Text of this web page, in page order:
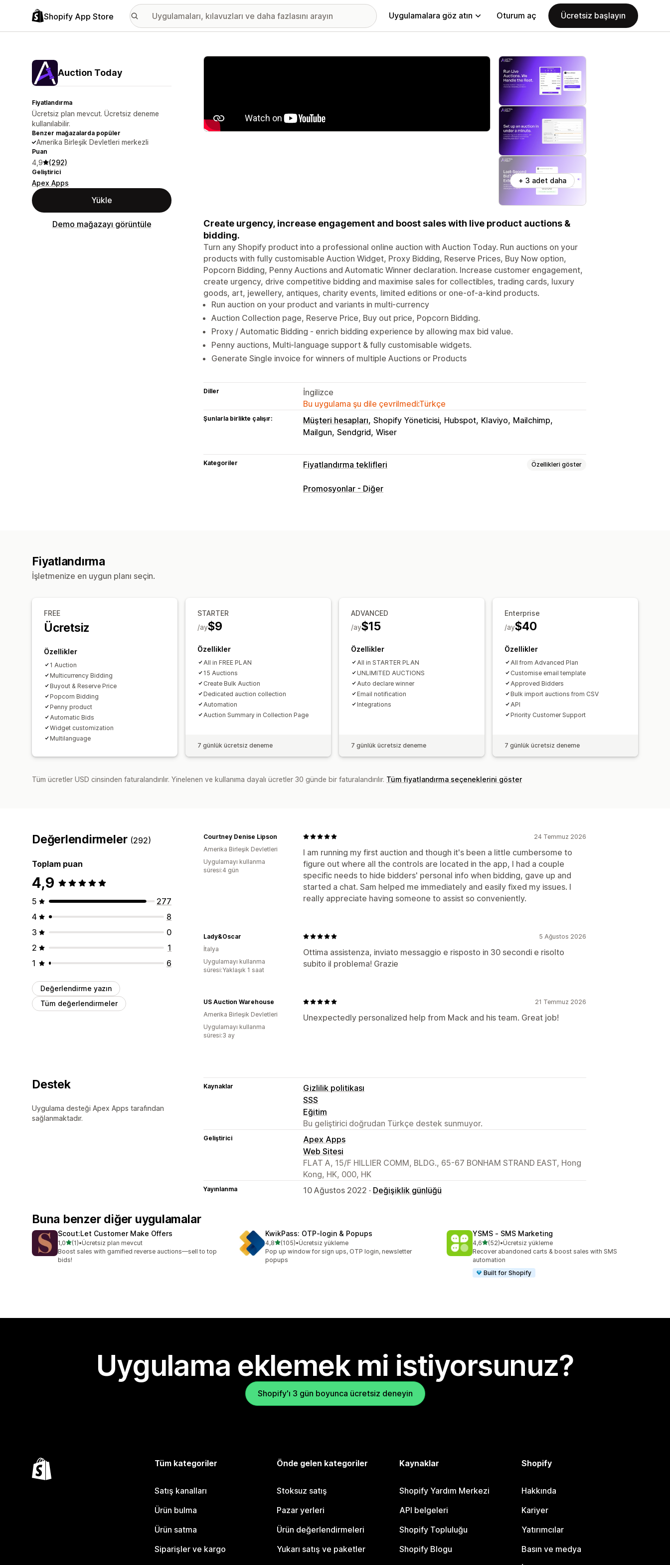
Shopify App Store Uygulamalara göz atın Oturum aç Ücretsiz başlayın
Auction Today
Fiyatlandırma
Ücretsiz plan mevcut. Ücretsiz deneme
kullanılabilir.
Benzer mağazalarda popüler
Amerika Birleşik Devletleri merkezli
Puan
4,9 (292)
Geliştirici
Apex Apps
Yükle
Demo mağazayı görüntüle
Öne çıkan görsel galerisi
+ 3 adet daha
Create urgency, increase engagement and boost sales with live product auctions &
bidding.
Turn any Shopify product into a professional online auction with Auction Today. Run auctions on your
products with fully customisable Auction Widget, Proxy Bidding, Reserve Prices, Buy Now option,
Popcorn Bidding, Penny Auctions and Automatic Winner declaration. Increase customer engagement,
create urgency, drive competitive bidding and maximise sales for collectibles, trading cards, luxury
goods, art, jewellery, antiques, charity events, limited editions or one-of-a-kind products.
Run auction on your product and variants in multi-currency
Auction Collection page, Reserve Price, Buy out price, Popcorn Bidding.
Proxy / Automatic Bidding - enrich bidding experience by allowing max bid value.
Penny auctions, Multi-language support & fully customisable widgets.
Generate Single invoice for winners of multiple Auctions or Products
Diller
İngilizce
Bu uygulama şu dile çevrilmedi:Türkçe
Şunlarla birlikte çalışır: Müşteri hesapları Shopify Yöneticisi Hubspot Klaviyo Mailchimp
Mailgun Sendgrid Wiser
Kategoriler Fiyatlandırma teklifleri Özellikleri göster
Fiyatlandırma kuralları
Promosyonlar - Diğer
Fiyatlandırma
İşletmenize en uygun planı seçin.
FREE
Ücretsiz
Özellikler
1 Auction
Multicurrency Bidding
Buyout & Reserve Price
Popcorn Bidding
Penny product
Automatic Bids
Widget customization
Multilanguage
STARTER
$9
/ay
Özellikler
All in FREE PLAN
15 Auctions
Create Bulk Auction
Dedicated auction collection
Automation
Auction Summary in Collection Page
7 günlük ücretsiz deneme
ADVANCED
$15
/ay
Özellikler
All in STARTER PLAN
UNLIMITED AUCTIONS
Auto declare winner
Email notification
Integrations
7 günlük ücretsiz deneme
Enterprise
$40
/ay
Özellikler
All from Advanced Plan
Customise email template
Approved Bidders
Bulk import auctions from CSV
API
Priority Customer Support
7 günlük ücretsiz deneme
Tüm ücretler USD cinsinden faturalandırılır. Yinelenen ve kullanıma dayalı ücretler 30 günde bir faturalandırılır. Tüm fiyatlandırma seçeneklerini göster
Değerlendirmeler (292)
Toplam puan
4,9
5
277
4
8
3
0
2
1
1
6
Değerlendirme yazın
Tüm değerlendirmeler
24 Temmuz 2026
I am running my first auction and though it's been a little cumbersome to
figure out where all the controls are located in the app, I had a couple
specific needs to hide bidders' personal info when bidding, gave up and
started a chat. Sam helped me immediately and easily fixed my issues. I
really appreciate having someone to assist so conveniently.
Courtney Denise Lipson
Amerika Birleşik Devletleri
Uygulamayı kullanma
süresi:4 gün
5 Ağustos 2026
Ottima assistenza, inviato messaggio e risposto in 30 secondi e risolto
subito il problema! Grazie
Lady&Oscar
İtalya
Uygulamayı kullanma
süresi:Yaklaşık 1 saat
21 Temmuz 2026
Unexpectedly personalized help from Mack and his team. Great job!
US Auction Warehouse
Amerika Birleşik Devletleri
Uygulamayı kullanma
süresi:3 ay
Destek
Uygulama desteği Apex Apps tarafından
sağlanmaktadır.
Kaynaklar
Gizlilik politikası
SSS
Eğitim
Bu geliştirici doğrudan Türkçe destek sunmuyor.
Geliştirici
Apex Apps
Web Sitesi
FLAT A, 15/F HILLIER COMM, BLDG., 65-67 BONHAM STRAND EAST, Hong
Kong, HK, 000, HK
Yayınlanma 10 Ağustos 2022 · Değişiklik günlüğü
Buna benzer diğer uygulamalar
Scout:Let Customer Make Offers
1,05 yıldız üzerinden
(1)
toplam 1 değerlendirme
•Ücretsiz plan mevcut
Boost sales with gamified reverse auctions—sell to top
bids!
KwikPass: OTP‑login & Popups
4,85 yıldız üzerinden
(105)
toplam 105 değerlendirme
•Ücretsiz yükleme
Pop up window for sign ups, OTP login, newsletter
popups
YSMS ‑ SMS Marketing
4,65 yıldız üzerinden
(52)
toplam 52 değerlendirme
•Ücretsiz yükleme
Recover abandoned carts & boost sales with SMS
automation
Built for Shopify
Uygulama eklemek mi istiyorsunuz?
Shopify'ı 3 gün boyunca ücretsiz deneyin
Tüm kategoriler
Satış kanalları
Ürün bulma
Ürün satma
Siparişler ve kargo
Önde gelen kategoriler
Stoksuz satış
Pazar yerleri
Ürün değerlendirmeleri
Yukarı satış ve paketler
Kaynaklar
Shopify Yardım Merkezi
API belgeleri
Shopify Topluluğu
Shopify Blogu
Shopify
Hakkında
Kariyer
Yatırımcılar
Basın ve medya